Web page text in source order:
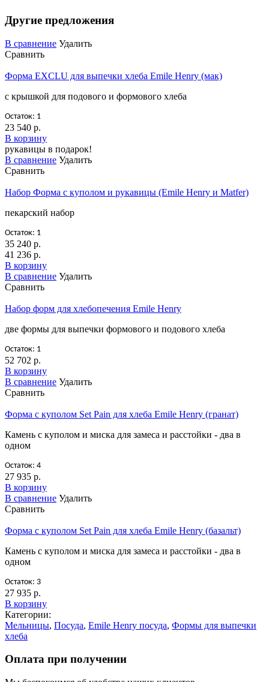
Другие предложения
В сравнение Удалить
Сравнить
Форма EXCLU для выпечки хлеба Emile Henry (мак)
с крышкой для подового и формового хлеба
Остаток: 1
23 540 р.
В корзину
рукавицы в подарок!
В сравнение Удалить
Сравнить
Набор Форма с куполом и рукавицы (Emile Henry и Matfer)
пекарский набор
Остаток: 1
35 240 р.
41 236 р.
В корзину
В сравнение Удалить
Сравнить
Набор форм для хлебопечения Emile Henry
две формы для выпечки формового и подового хлеба
Остаток: 1
52 702 р.
В корзину
В сравнение Удалить
Сравнить
Форма с куполом Set Pain для хлеба Emile Henry (гранат)
Камень с куполом и миска для замеса и расстойки - два в
одном
Остаток: 4
27 935 р.
В корзину
В сравнение Удалить
Сравнить
Форма с куполом Set Pain для хлеба Emile Henry (базальт)
Камень с куполом и миска для замеса и расстойки - два в
одном
Остаток: 3
27 935 р.
В корзину
Категории:
Мельницы, Посуда, Emile Henry посуда, Формы для выпечки
хлеба
Оплата при получении